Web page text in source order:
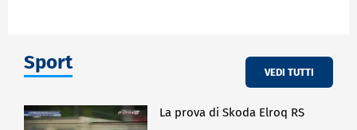
Sport VEDI TUTTI
La prova di Skoda Elroq RS